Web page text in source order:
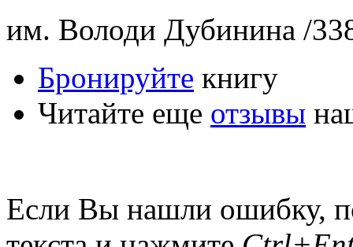
им. Володи Дубинина /
Бронируйте книгу
Читайте еще отзывы
Если Вы нашли ошибку,